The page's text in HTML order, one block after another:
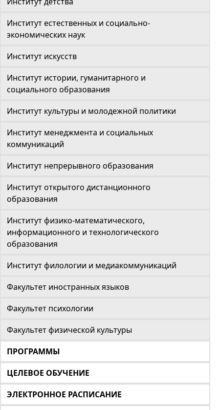
Институт естественных и социально-
экономических наук
Институт искусств
Институт истории, гуманитарного и
социального образования
Институт культуры и молодежной политики
Институт менеджмента и социальных
коммуникаций
Институт непрерывного образования
Институт открытого дистанционного
образования
Институт физико-математического,
информационного и технологического
образования
Институт филологии и медиакоммуникаций
Факультет иностранных языков
Факультет психологии
Факультет физической культуры
ПРОГРАММЫ
ЦЕЛЕВОЕ ОБУЧЕНИЕ
ЭЛЕКТРОННОЕ РАСПИСАНИЕ